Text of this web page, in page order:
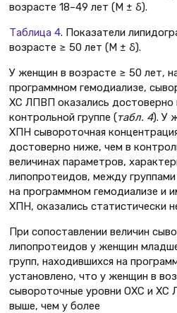
возрасте 18–49 лет (М ± δ).
Таблица 4. Показатели
возрасте ≥ 50 лет (М ± δ).
У женщин в возрасте ≥ 50 лет,
программном гемодиализе,
ХС ЛПВП оказались достоверно
контрольной группе (табл. 4). У
ХПН сывороточная
достоверно ниже, чем в
величинах параметров,
липопротеидов, между
на программном гемодиализе и
ХПН, оказались статистически
При сопоставлении величин
липопротеидов у женщин
групп, находившихся на
установлено, что у женщин в
cывороточные уровни ОХС и ХС
выше, чем у более